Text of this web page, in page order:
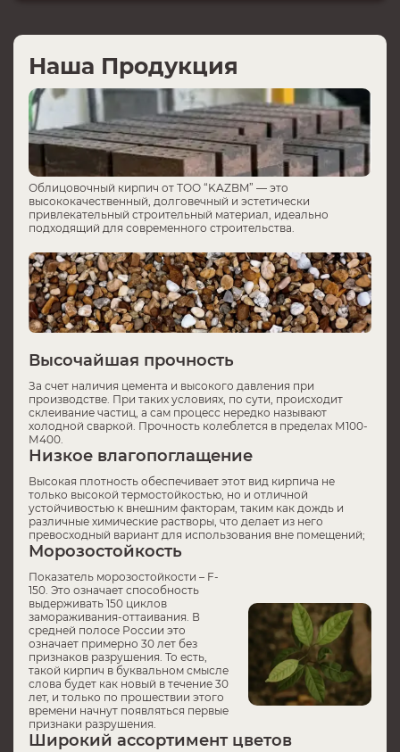
Наша Продукция
Облицовочный кирпич от ТОО “KAZBM” — это
высококачественный, долговечный и эстетически
привлекательный строительный материал, идеально
подходящий для современного строительства.
Высочайшая прочность
За счет наличия цемента и высокого давления при
производстве. При таких условиях, по сути, происходит
склеивание частиц, а сам процесс нередко называют
холодной сваркой. Прочность колеблется в пределах М100-
М400.
Низкое влагопоглащение
Высокая плотность обеспечивает этот вид кирпича не
только высокой термостойкостью, но и отличной
устойчивостью к внешним факторам, таким как дождь и
различные химические растворы, что делает из него
превосходный вариант для использования вне помещений;
Морозостойкость
Показатель морозостойкости – F-
150. Это означает способность
выдерживать 150 циклов
замораживания-оттаивания. В
средней полосе России это
означает примерно 30 лет без
признаков разрушения. То есть,
такой кирпич в буквальном смысле
слова будет как новый в течение 30
лет, и только по прошествии этого
времени начнут появляться первые
признаки разрушения.
Широкий ассортимент цветов